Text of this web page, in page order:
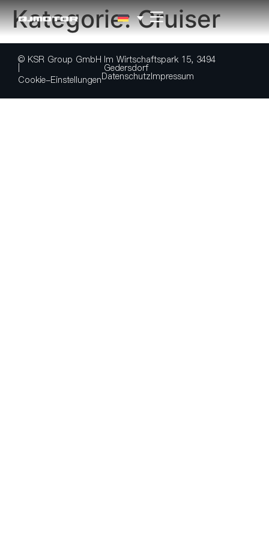
Kategorie:Cruiser
© KSR Group GmbH Im Wirtschaftspark 15, 3494
Gedersdorf
Cookie-EinstellungenDatenschutzImpressum